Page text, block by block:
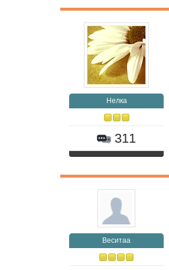
Нелка
311
Веситаа